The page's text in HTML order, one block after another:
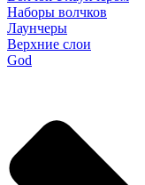
Наборы волчков
Лаунчеры
Верхние слои
God